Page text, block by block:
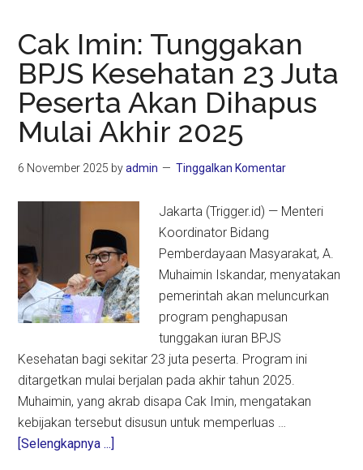
Cak Imin: Tunggakan
BPJS Kesehatan 23 Juta
Peserta Akan Dihapus
Mulai Akhir 2025
6 November 2025 byadmin Tinggalkan Komentar
Jakarta (Trigger.id) — Menteri
Koordinator Bidang
Pemberdayaan Masyarakat, A.
Muhaimin Iskandar, menyatakan
pemerintah akan meluncurkan
program penghapusan
tunggakan iuran BPJS
Kesehatan bagi sekitar 23 juta peserta. Program ini
ditargetkan mulai berjalan pada akhir tahun 2025.
Muhaimin, yang akrab disapa Cak Imin, mengatakan
kebijakan tersebut disusun untuk memperluas …
[Selengkapnya ...]